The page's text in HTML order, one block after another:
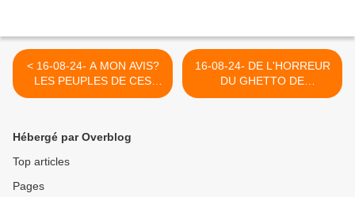
< 16-08-24- A MON AVIS?
LES PEUPLES DE CES
TERRES, JUIVE ET
VIVRE ENSEMBLE SUR LA
BASE DE L'EGALITE
16-08-24- DE L'HORREUR
DU GHETTO DE
VARSOVIE AU GHETTO DE
Hébergé par Overblog
Top articles
Pages